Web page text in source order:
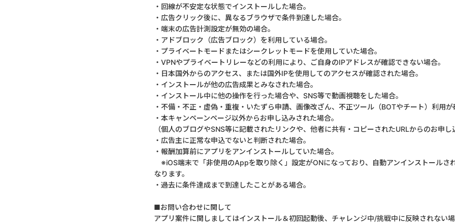
・回線が不安定な状態でインストールした場合。
・広告クリック後に、異なるブラウザで条件到達した場合。
・端末の広告計測設定が無効の場合。
・アドブロック（広告ブロック）を利用している場合。
・プライベートモードまたはシークレットモードを使用していた場合。
・VPNやプライベートリレーなどの利用により、ご自身のIPアドレスが確認できない場合。
・日本国外からのアクセス、または国外IPを使用してのアクセスが確認された場合。
・インストールが他の広告成果とみなされた場合。
・インストール中に他の操作を行った場合や、SNS等で動画視聴をした場合。
・不備・不正・虚偽・重複・いたずら申請、画像改ざん、不正ツール（BOTやチート）利用が
・本キャンペーンページ以外からお申し込みされた場合。
（個人のブログやSNS等に記載されたリンクや、他者に共有・コピーされたURLからのお申し
・広告主に正常な申込でないと判断された場合。
・報酬加算前にアプリをアンインストールしていた場合。
※iOS端末で「非使用のAppを取り除く」設定がONになっており、自動アンインストールさ
なります。
・過去に条件達成まで到達したことがある場合。
■お問い合わせに関して
アプリ案件に関しましてはインストール＆初回起動後、チャレンジ中/挑戦中に反映されない